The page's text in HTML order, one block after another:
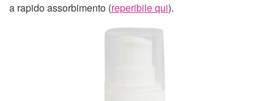
a rapido assorbimento (reperibile qui).